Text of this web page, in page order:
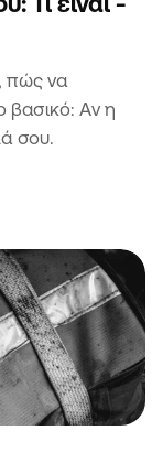
πώς να
βασικό: Αν η
σου.